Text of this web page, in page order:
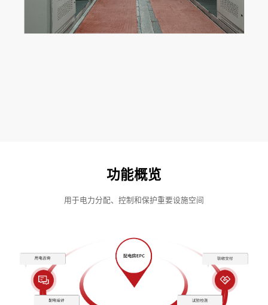
功能概览
用于电力分配、控制和保护重要设施空间